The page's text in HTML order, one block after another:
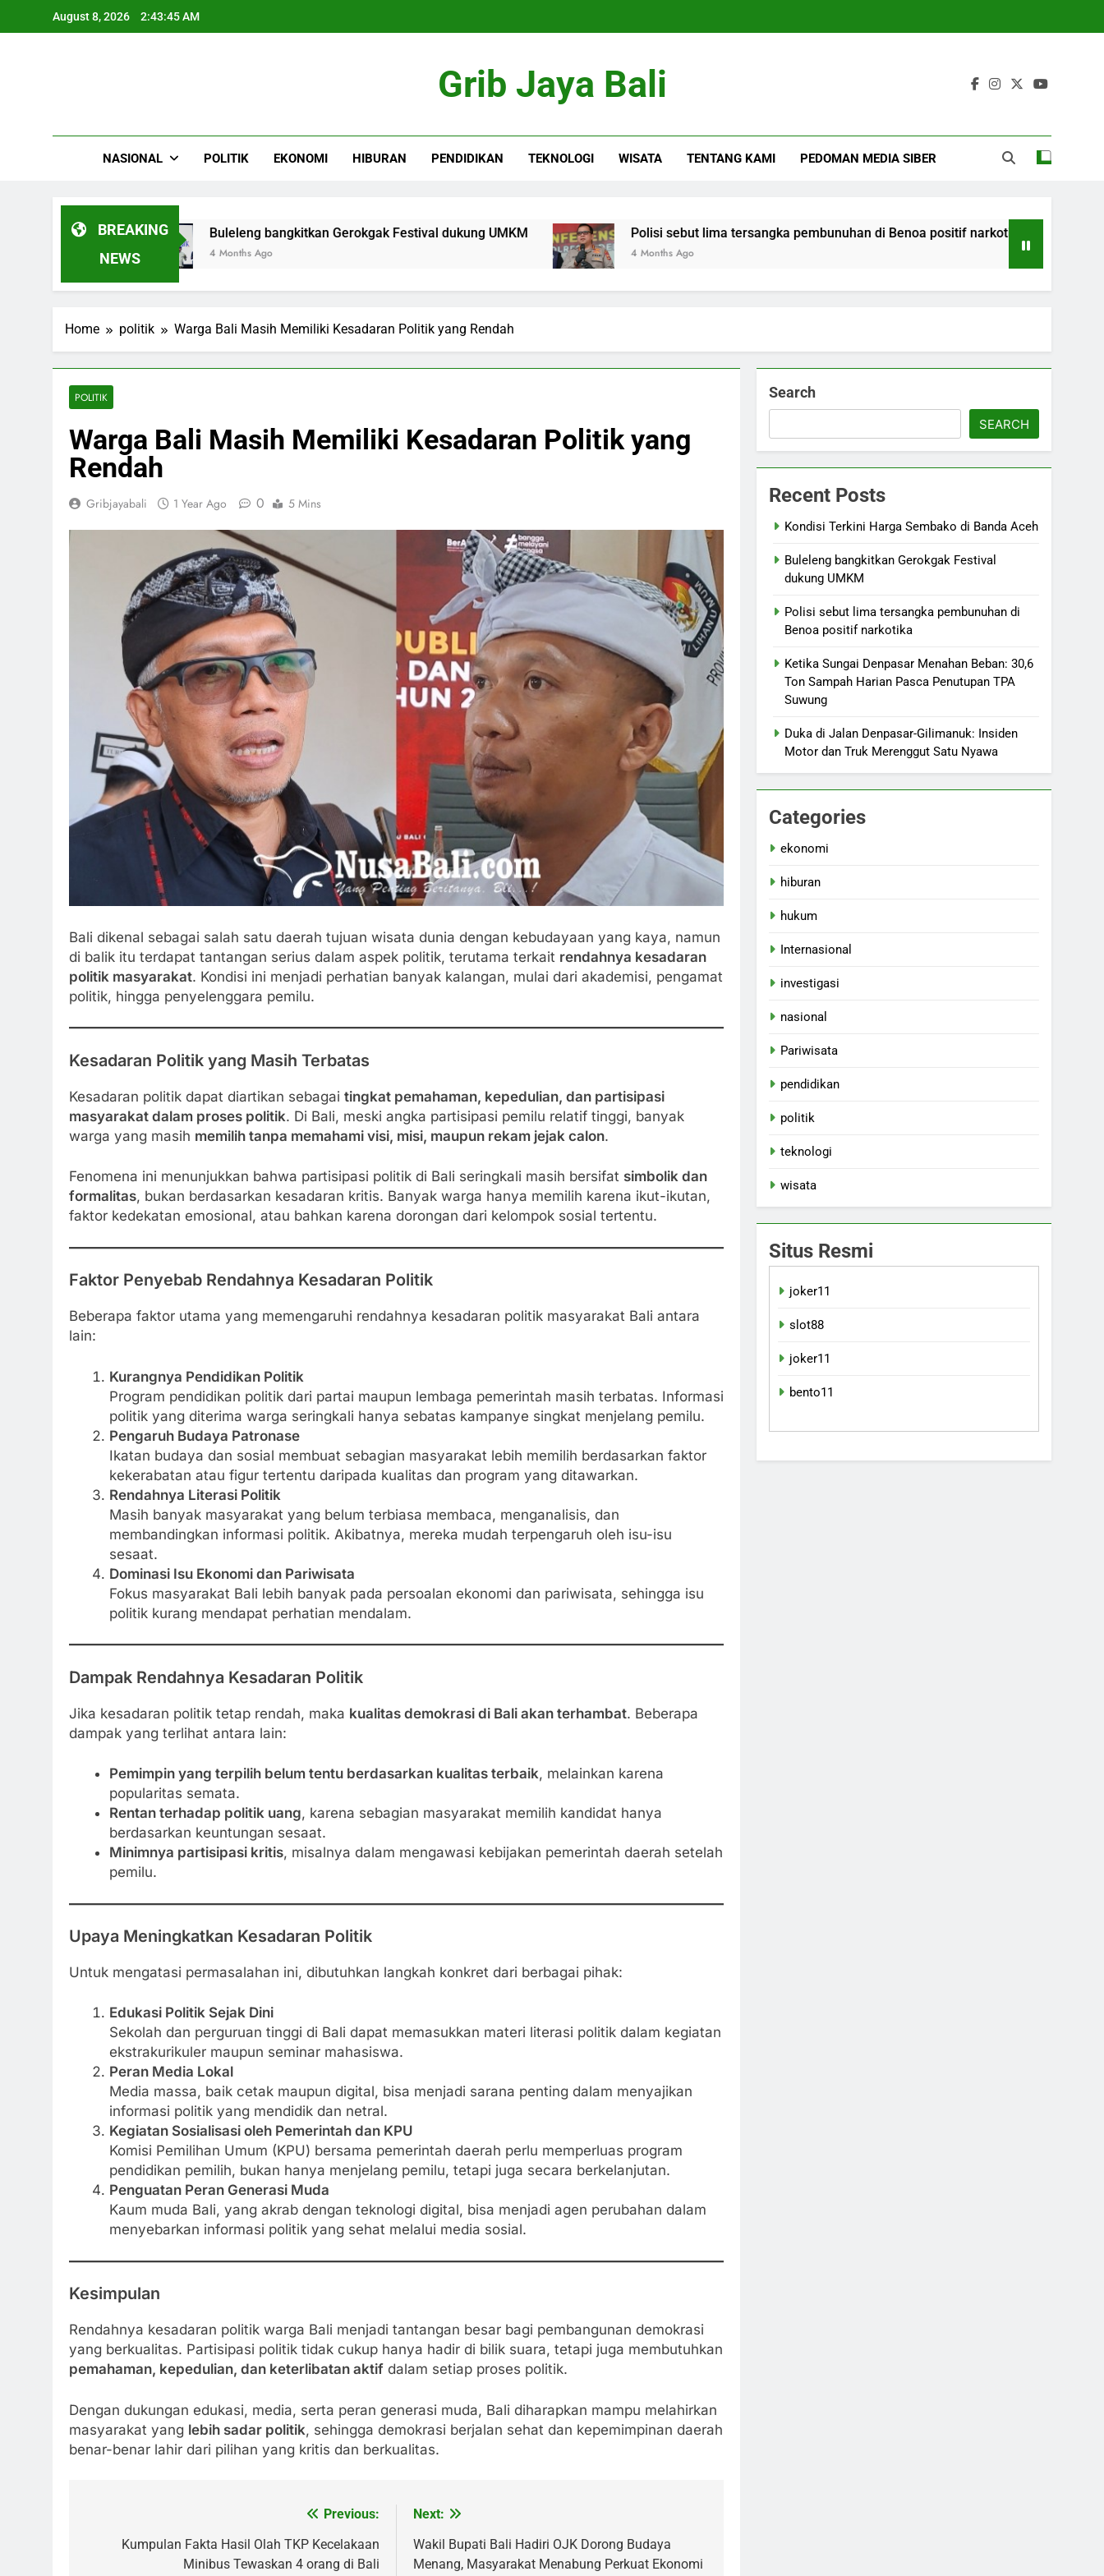
August 8, 2026 2:43:46 AM
Grib Jaya Bali
NASIONAL POLITIK EKONOMI HIBURAN PENDIDIKAN TEKNOLOGI WISATA TENTANG KAMI PEDOMAN MEDIA SIBER
BREAKING
NEWS
Buleleng bangkitkan Gerokgak Festival dukung UMKM
4 Months Ago
Polisi sebut lima tersangka pembunuhan di Benoa positif narkotika
4 Months Ago
Home politik Warga Bali Masih Memiliki Kesadaran Politik yang Rendah
POLITIK
Warga Bali Masih Memiliki Kesadaran Politik yang
Rendah
Gribjayabali 1 Year Ago 0 5 Mins
Bali dikenal sebagai salah satu daerah tujuan wisata dunia dengan kebudayaan yang kaya, namun
di balik itu terdapat tantangan serius dalam aspek politik, terutama terkait rendahnya kesadaran
politik masyarakat. Kondisi ini menjadi perhatian banyak kalangan, mulai dari akademisi, pengamat
politik, hingga penyelenggara pemilu.
Kesadaran Politik yang Masih Terbatas
Kesadaran politik dapat diartikan sebagai tingkat pemahaman, kepedulian, dan partisipasi
masyarakat dalam proses politik. Di Bali, meski angka partisipasi pemilu relatif tinggi, banyak
warga yang masih memilih tanpa memahami visi, misi, maupun rekam jejak calon.
Fenomena ini menunjukkan bahwa partisipasi politik di Bali seringkali masih bersifat simbolik dan
formalitas, bukan berdasarkan kesadaran kritis. Banyak warga hanya memilih karena ikut-ikutan,
faktor kedekatan emosional, atau bahkan karena dorongan dari kelompok sosial tertentu.
Faktor Penyebab Rendahnya Kesadaran Politik
Beberapa faktor utama yang memengaruhi rendahnya kesadaran politik masyarakat Bali antara
lain:
Kurangnya Pendidikan Politik
Program pendidikan politik dari partai maupun lembaga pemerintah masih terbatas. Informasi
politik yang diterima warga seringkali hanya sebatas kampanye singkat menjelang pemilu.
Pengaruh Budaya Patronase
Ikatan budaya dan sosial membuat sebagian masyarakat lebih memilih berdasarkan faktor
kekerabatan atau figur tertentu daripada kualitas dan program yang ditawarkan.
Rendahnya Literasi Politik
Masih banyak masyarakat yang belum terbiasa membaca, menganalisis, dan
membandingkan informasi politik. Akibatnya, mereka mudah terpengaruh oleh isu-isu
sesaat.
Dominasi Isu Ekonomi dan Pariwisata
Fokus masyarakat Bali lebih banyak pada persoalan ekonomi dan pariwisata, sehingga isu
politik kurang mendapat perhatian mendalam.
Dampak Rendahnya Kesadaran Politik
Jika kesadaran politik tetap rendah, maka kualitas demokrasi di Bali akan terhambat. Beberapa
dampak yang terlihat antara lain:
Pemimpin yang terpilih belum tentu berdasarkan kualitas terbaik, melainkan karena
popularitas semata.
Rentan terhadap politik uang, karena sebagian masyarakat memilih kandidat hanya
berdasarkan keuntungan sesaat.
Minimnya partisipasi kritis, misalnya dalam mengawasi kebijakan pemerintah daerah setelah
pemilu.
Upaya Meningkatkan Kesadaran Politik
Untuk mengatasi permasalahan ini, dibutuhkan langkah konkret dari berbagai pihak:
Edukasi Politik Sejak Dini
Sekolah dan perguruan tinggi di Bali dapat memasukkan materi literasi politik dalam kegiatan
ekstrakurikuler maupun seminar mahasiswa.
Peran Media Lokal
Media massa, baik cetak maupun digital, bisa menjadi sarana penting dalam menyajikan
informasi politik yang mendidik dan netral.
Kegiatan Sosialisasi oleh Pemerintah dan KPU
Komisi Pemilihan Umum (KPU) bersama pemerintah daerah perlu memperluas program
pendidikan pemilih, bukan hanya menjelang pemilu, tetapi juga secara berkelanjutan.
Penguatan Peran Generasi Muda
Kaum muda Bali, yang akrab dengan teknologi digital, bisa menjadi agen perubahan dalam
menyebarkan informasi politik yang sehat melalui media sosial.
Kesimpulan
Rendahnya kesadaran politik warga Bali menjadi tantangan besar bagi pembangunan demokrasi
yang berkualitas. Partisipasi politik tidak cukup hanya hadir di bilik suara, tetapi juga membutuhkan
pemahaman, kepedulian, dan keterlibatan aktif dalam setiap proses politik.
Dengan dukungan edukasi, media, serta peran generasi muda, Bali diharapkan mampu melahirkan
masyarakat yang lebih sadar politik, sehingga demokrasi berjalan sehat dan kepemimpinan daerah
benar-benar lahir dari pilihan yang kritis dan berkualitas.
navigation
Previous:
Kumpulan Fakta Hasil Olah TKP Kecelakaan
Minibus Tewaskan 4 orang di Bali
Next:
Wakil Bupati Bali Hadiri OJK Dorong Budaya
Menang, Masyarakat Menabung Perkuat Ekonomi
Search
SEARCH
Recent Posts
Kondisi Terkini Harga Sembako di Banda Aceh
Buleleng bangkitkan Gerokgak Festival
dukung UMKM
Polisi sebut lima tersangka pembunuhan di
Benoa positif narkotika
Ketika Sungai Denpasar Menahan Beban: 30,6
Ton Sampah Harian Pasca Penutupan TPA
Suwung
Duka di Jalan Denpasar-Gilimanuk: Insiden
Motor dan Truk Merenggut Satu Nyawa
Categories
ekonomi
hiburan
hukum
Internasional
investigasi
nasional
Pariwisata
pendidikan
politik
teknologi
wisata
Situs Resmi
joker11
slot88
joker11
bento11